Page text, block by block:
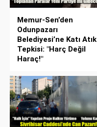
Memur-Sen’den
Odunpazarı
Belediyesi’ne Katı Atık
Tepkisi: "Harç Değil
Haraç!"